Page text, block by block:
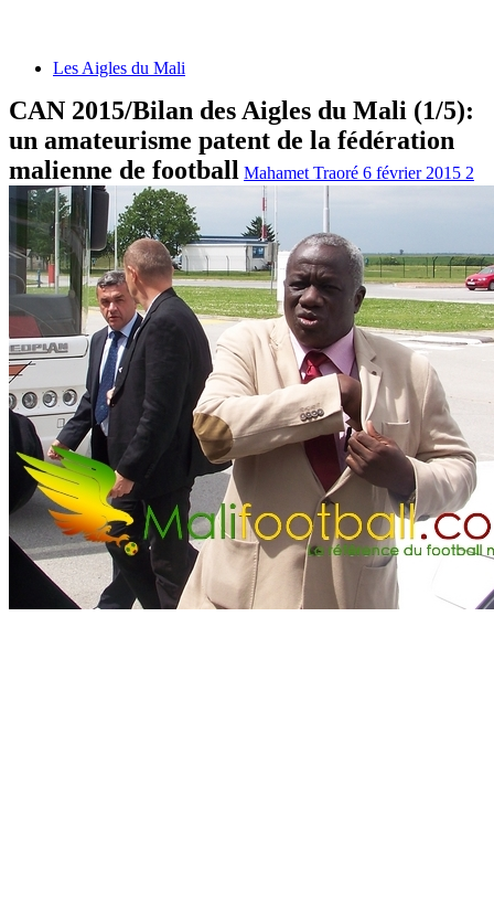
Les Aigles du Mali
CAN 2015/Bilan des Aigles du Mali (1/5):
un amateurisme patent de la fédération
malienne de football Mahamet Traoré 6 février 2015 2